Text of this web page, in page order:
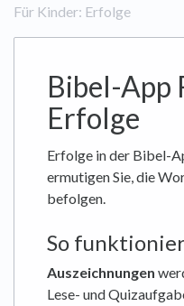
Für Kinder: Erfolge
Bibel-App
Erfolge
Erfolge in der Bibel-
ermutigen Sie, die
befolgen.
So
Auszeichnungen
Lese- und